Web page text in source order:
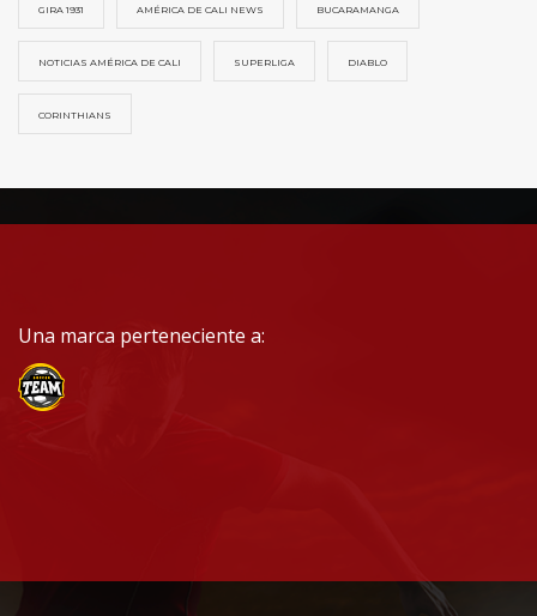
GIRA 1931 AMÉRICA DE CALI NEWS BUCARAMANGA
NOTICIAS AMÉRICA DE CALI SUPERLIGA DIABLO
CORINTHIANS
Una marca perteneciente a: